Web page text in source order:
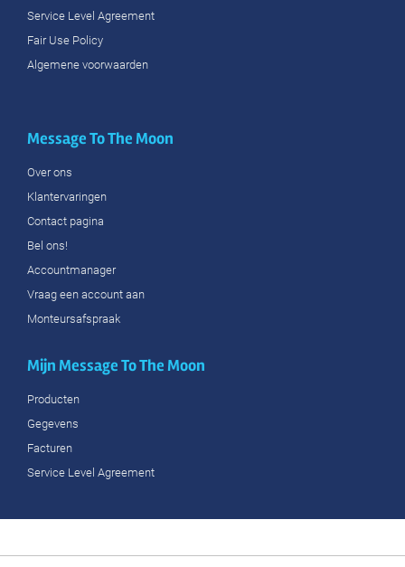
Service Level Agreement
Fair Use Policy
Algemene voorwaarden
Message To The Moon
Over ons
Klantervaringen
Contact pagina
Bel ons!
Accountmanager
Vraag een account aan
Monteursafspraak
Mijn Message To The Moon
Producten
Gegevens
Facturen
Service Level Agreement